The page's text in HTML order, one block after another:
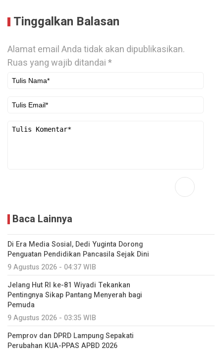
Tinggalkan Balasan
Alamat email Anda tidak akan dipublikasikan.
Ruas yang wajib ditandai*
Baca Lainnya
Di Era Media Sosial, Dedi Yuginta Dorong
Penguatan Pendidikan Pancasila Sejak Dini
9 Agustus 2026 - 04:37 WIB
Jelang Hut RI ke-81 Wiyadi Tekankan
Pentingnya Sikap Pantang Menyerah bagi
Pemuda
9 Agustus 2026 - 03:35 WIB
Pemprov dan DPRD Lampung Sepakati
Perubahan KUA-PPAS APBD 2026